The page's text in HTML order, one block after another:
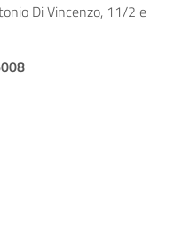
Di Vincenzo, 11/2 e